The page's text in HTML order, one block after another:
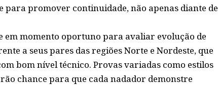
para promover continuidade, não apenas diante de
em momento oportuno para avaliar evolução de
a seus pares das regiões Norte e Nordeste, que
bom nível técnico. Provas variadas como estilos
chance para que cada nadador demonstre